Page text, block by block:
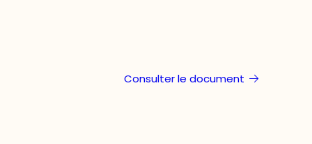
Consulter le document